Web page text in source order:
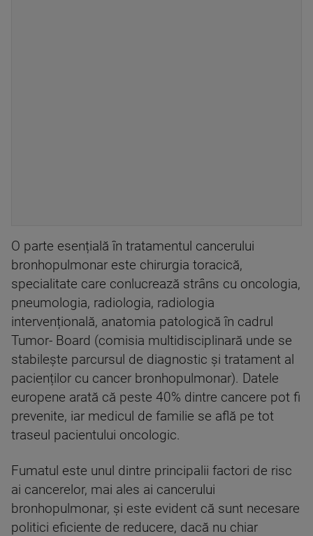
O parte esențială în tratamentul cancerului
bronhopulmonar este chirurgia toracică,
specialitate care conlucrează strâns cu oncologia,
pneumologia, radiologia, radiologia
intervențională, anatomia patologică în cadrul
Tumor- Board (comisia multidisciplinară unde se
stabilește parcursul de diagnostic și tratament al
pacienților cu cancer bronhopulmonar). Datele
europene arată că peste 40% dintre cancere pot fi
prevenite, iar medicul de familie se află pe tot
traseul pacientului oncologic.
Fumatul este unul dintre principalii factori de risc
ai cancerelor, mai ales ai cancerului
bronhopulmonar, și este evident că sunt necesare
politici eficiente de reducere, dacă nu chiar